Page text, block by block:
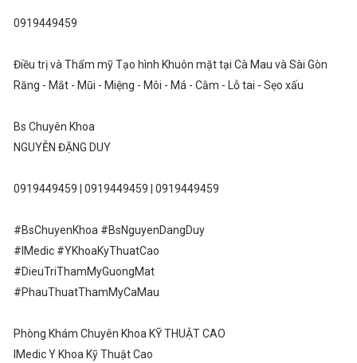
0919449459
Điều trị và Thẩm mỹ Tạo hình Khuôn mặt tại Cà Mau và Sài Gòn
Răng - Mắt - Mũi - Miệng - Môi - Má - Cằm - Lỗ tai - Sẹo xấu
Bs Chuyên Khoa
NGUYỄN ĐẶNG DUY
0919449459 | 0919449459 | 0919449459
#BsChuyenKhoa #BsNguyenDangDuy
#IMedic #YKhoaKyThuatCao
#DieuTriThamMyGuongMat
#PhauThuatThamMyCaMau
Phòng Khám Chuyên Khoa KỸ THUẬT CAO
IMedic Y Khoa Kỹ Thuật Cao